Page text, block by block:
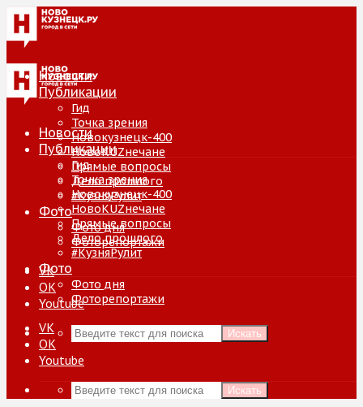
Новости
Публикации
Гид
Точка зрения
Новокузнецк-400
НовоKUZнечане
Прямые вопросы
Дело прошлого
#КузняРулит
Фото
Фото дня
Фоторепортажи
VK
ОК
Youtube
Искать
Новости
Публикации
Гид
Точка зрения
Новокузнецк-400
НовоKUZнечане
Прямые вопросы
Дело прошлого
#КузняРулит
Фото
Фото дня
Фоторепортажи
VK
ОК
Youtube
Искать